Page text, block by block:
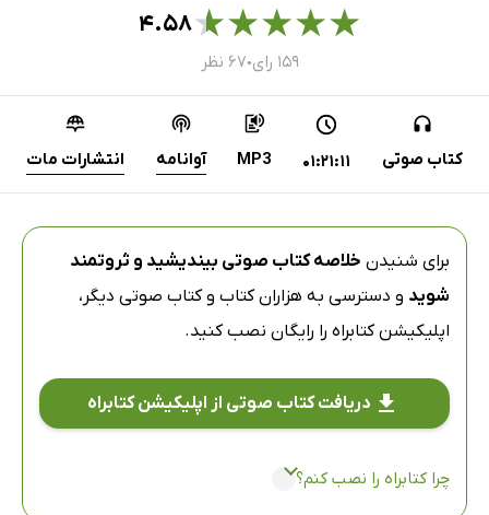
★
★
★
★
★۴.۵۸
۱۵۹ رای ● ۶۷ نظر
کتاب صوتی 01:21:11
MP3 آوانامه انتشارات مات
برای شنیدن خلاصه کتاب صوتی بیندیشید و ثروتمند
شوید و دسترسی به هزاران کتاب و کتاب صوتی دیگر،
اپلیکیشن کتابراه را رایگان نصب کنید.
دریافت کتاب صوتی از اپلیکیشن کتابراه
چرا کتابراه را نصب کنم؟